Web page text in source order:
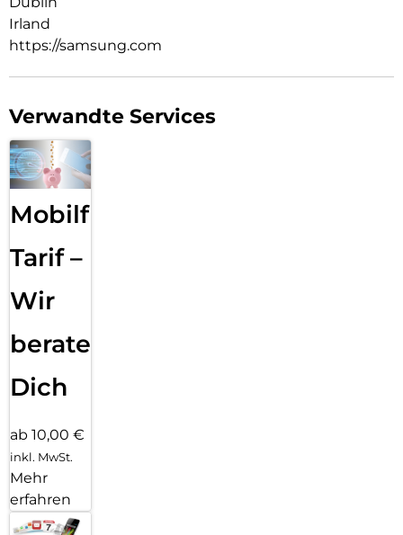
Irland
https://samsung.com
Verwandte Services
Mobilfunk
Tarif –
Wir
beraten
Dich
ab 10,00 €
inkl. MwSt.
Mehr
erfahren